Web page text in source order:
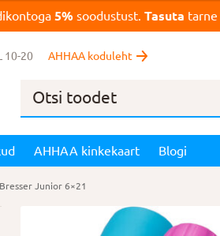
5% soodustust. Tasuta tarne
10-20 AHHAA koduleht
Products
AHHAA kinkekaart Blogi
Junior 6×21